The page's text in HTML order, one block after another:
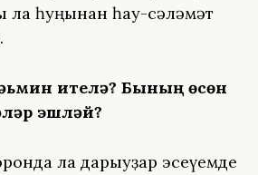
ла һуңынан һау-сәләмәт
ителә? Бының өсөн
эшләй?
ла дарыуҙар эсеүемде